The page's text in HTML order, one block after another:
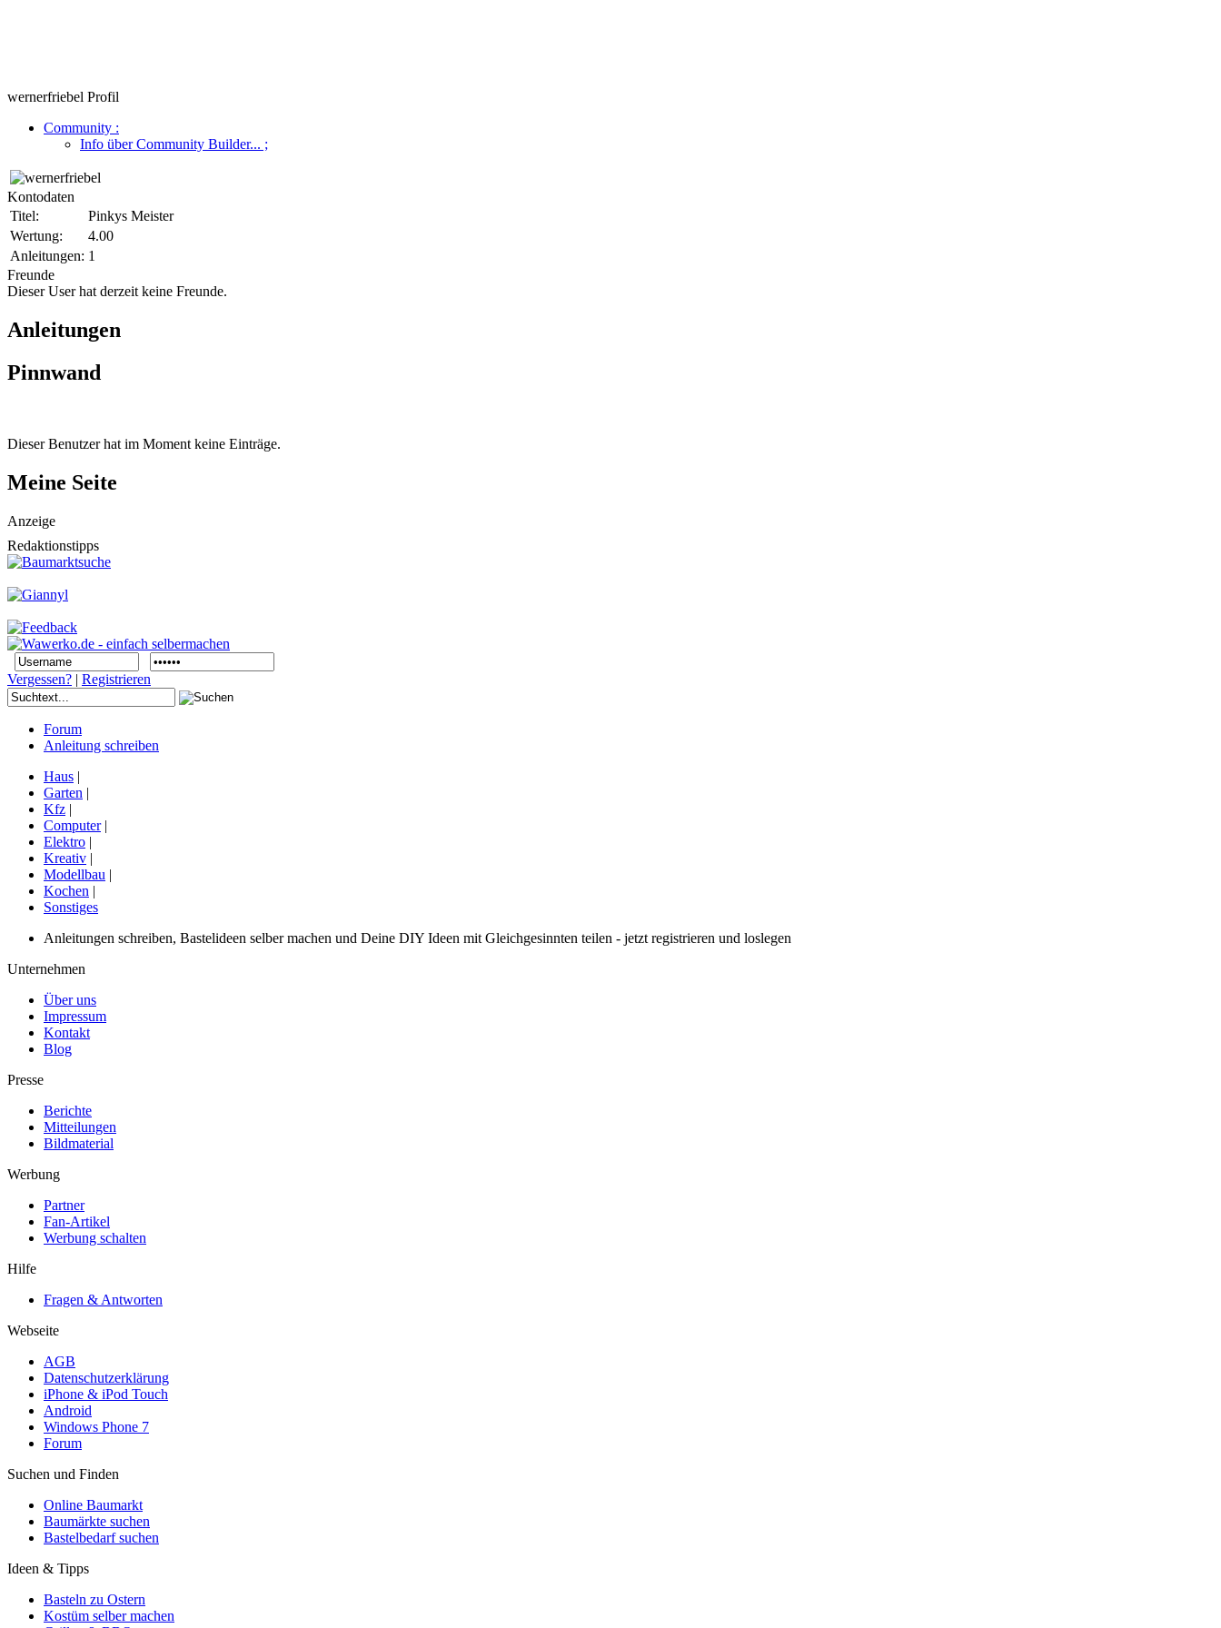
wernerfriebel Profil
Community :
Info über Community Builder... ;
Kontodaten
Titel:
Pinkys Meister
Wertung:
4.00
Anleitungen: 1
Freunde
Dieser User hat derzeit keine Freunde.
Anleitungen
Pinnwand
Dieser Benutzer hat im Moment keine Einträge.
Meine Seite
Anzeige
Redaktionstipps
Vergessen? | Registrieren
Forum
Anleitung schreiben
Haus |
Garten |
Kfz |
Computer|
Elektro |
Kreativ |
Modellbau |
Kochen |
Sonstiges
Anleitungen schreiben, Bastelideen selber machen und Deine DIY Ideen mit Gleichgesinnten teilen - jetzt registrieren und loslegen
Unternehmen
Über uns
Impressum
Kontakt
Blog
Presse
Berichte
Mitteilungen
Bildmaterial
Werbung
Partner
Fan-Artikel
Werbung schalten
Hilfe
Fragen & Antworten
Webseite
AGB
Datenschutzerklärung
iPhone & iPod Touch
Android
Windows Phone 7
Forum
Suchen und Finden
Online Baumarkt
Baumärkte suchen
Bastelbedarf suchen
Ideen & Tipps
Basteln zu Ostern
Kostüm selber machen